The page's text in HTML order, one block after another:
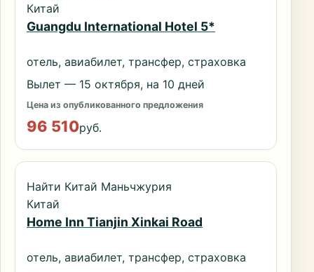
Китай
Guangdu International Hotel 5*
отель, авиабилет, трансфер, страховка
Вылет — 15 октября, на 10 дней
Цена из опубликованного предложения
96 510руб.
Найти Китай Маньчжурия
Китай
Home Inn Tianjin Xinkai Road
отель, авиабилет, трансфер, страховка